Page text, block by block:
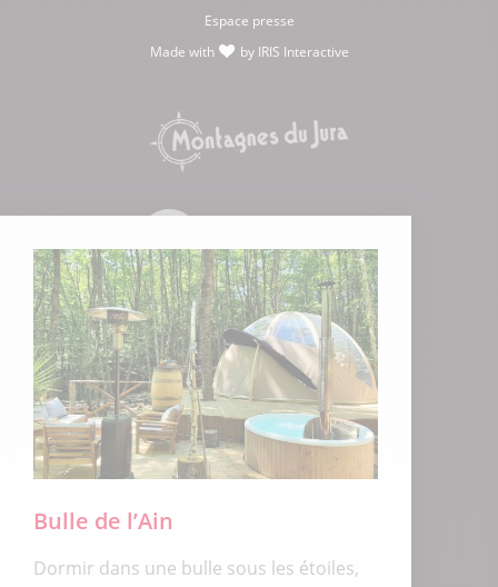
Bulle de l’Ain
Dormir dans une bulle sous les étoiles,
Espace presse
Made with
by IRIS Interactive